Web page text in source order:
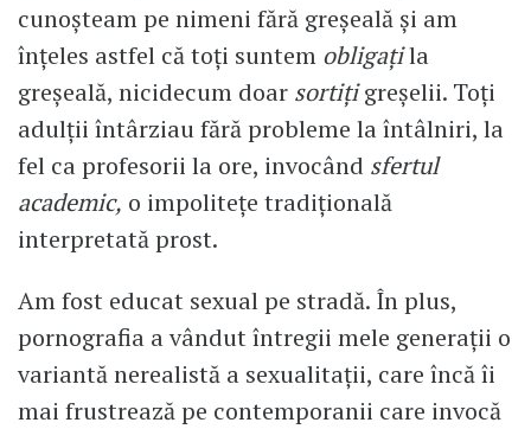
cunoșteam pe nimeni fără greșeală și am
înțeles astfel că toți suntem obligațila
greșeală, nicidecum doar sortițigreșelii. Toți
adulții întârziau fără probleme la întâlniri, la
fel ca profesorii la ore, invocând sfertul
academic, o impolitețe tradițională
interpretată prost.
Am fost educat sexual pe stradă. În plus,
pornografia a vândut întregii mele generații o
variantă nerealistă a sexualitații, care încă îi
mai frustrează pe contemporanii care invocă